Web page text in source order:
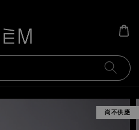
尚不供應